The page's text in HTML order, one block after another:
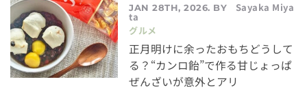
JAN 28TH, 2026. BY Sayaka Miya
ta
グルメ
正月明けに余ったおもちどうして
る？“カンロ飴”で作る甘じょっぱ
ぜんざいが意外とアリ